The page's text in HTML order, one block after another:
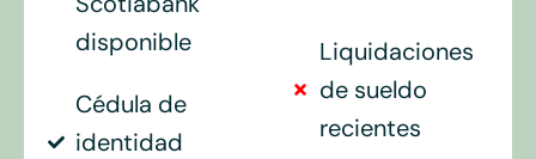
disponible
Cédula de
identidad
Liquidaciones
de sueldo
recientes